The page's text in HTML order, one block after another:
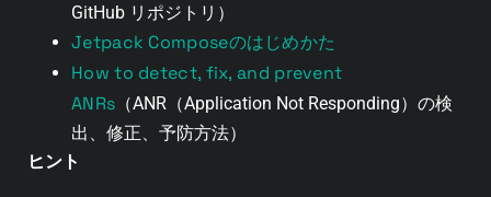
GitHub リポジトリ）
Jetpack Composeのはじめかた
How to detect, fix, and prevent
ANRs （ANR（Application Not Responding）の検
出、修正、予防方法）
ヒント